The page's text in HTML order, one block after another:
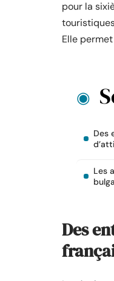
pour la
Elle
Des
Les
Des